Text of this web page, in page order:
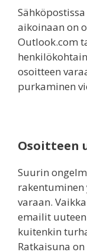
aikoinaan on
Outlook.com
osoitteen
purkaminen
Osoitteen
Suurin
varaan.
emailit
kuitenkin
Ratkaisuna